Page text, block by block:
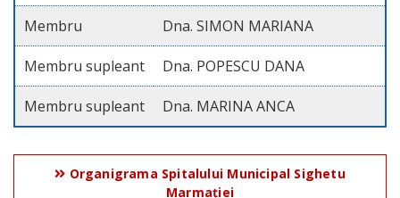
Membru Dna. SIMON MARIANA
Membru supleant Dna. POPESCU DANA
Membru supleant Dna. MARINA ANCA
Organigrama Spitalului Municipal Sighetu
Marmației